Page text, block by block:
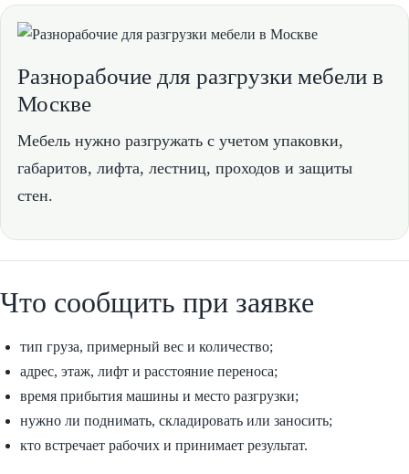
Разнорабочие для разгрузки мебели в
Москве
Мебель нужно разгружать с учетом упаковки,
габаритов, лифта, лестниц, проходов и защиты
стен.
Что сообщить при заявке
тип груза, примерный вес и количество;
адрес, этаж, лифт и расстояние переноса;
время прибытия машины и место разгрузки;
нужно ли поднимать, складировать или заносить;
кто встречает рабочих и принимает результат.